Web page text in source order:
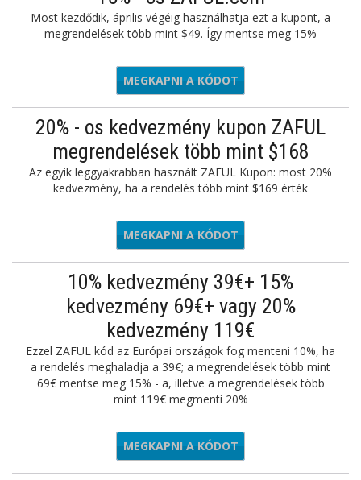
Most kezdődik, április végéig használhatja ezt a kupont, a
megrendelések több mint $49. Így mentse meg 15%
PROMO23
MEGKAPNI A KÓDOT
20% - os kedvezmény kupon ZAFUL
megrendelések több mint $168
Az egyik leggyakrabban használt ZAFUL Kupon: most 20%
kedvezmény, ha a rendelés több mint $169 érték
VIP22
MEGKAPNI A KÓDOT
10% kedvezmény 39€+ 15%
kedvezmény 69€+ vagy 20%
kedvezmény 119€
Ezzel ZAFUL kód az Európai országok fog menteni 10%, ha
a rendelés meghaladja a 39€; a megrendelések több mint
69€ mentse meg 15% - a, illetve a megrendelések több
mint 119€ megmenti 20%
WS15
MEGKAPNI A KÓDOT